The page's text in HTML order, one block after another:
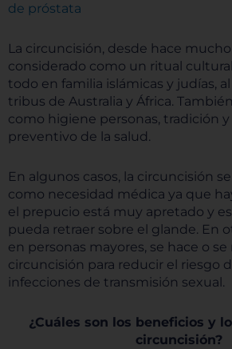
de próstata
La circuncisión, desde hace
considerado como un ritual
todo en familia islámicas y judías,
tribus de Australia y África.
como higiene personas, tradición
preventivo de la salud.
En algunos casos, la circuncisión
como necesidad médica ya que
el prepucio está muy apretado y
pueda retraer sobre el glande. En
en personas mayores, se hace o
circuncisión para reducir el riesgo
infecciones de transmisión sexual.
¿Cuáles son los beneficios y
circuncisión?